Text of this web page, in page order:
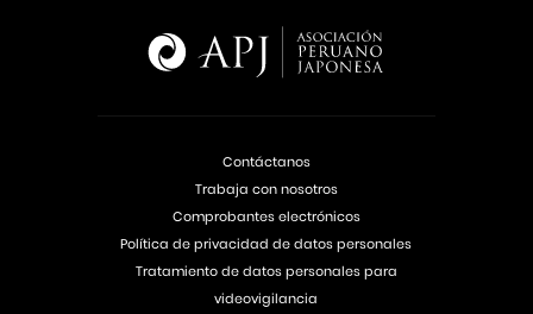
Contáctanos
Trabaja con nosotros
Comprobantes electrónicos
Política de privacidad de datos personales
Tratamiento de datos personales para
videovigilancia